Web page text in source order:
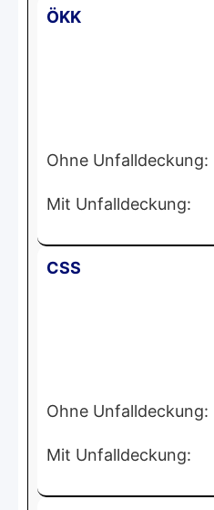
ÖKK
Ohne Unfalldeckung:
Mit Unfalldeckung:
CSS
Ohne Unfalldeckung:
Mit Unfalldeckung: